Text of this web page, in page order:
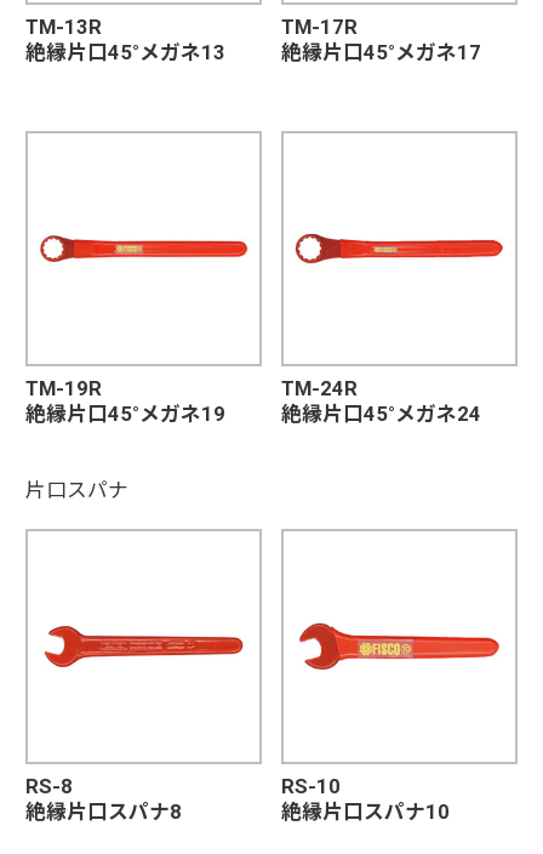
TM-13R
絶縁片口45°メガネ13
TM-17R
絶縁片口45°メガネ17
TM-19R
絶縁片口45°メガネ19
TM-24R
絶縁片口45°メガネ24
片口スパナ
RS-8
絶縁片口スパナ8
RS-10
絶縁片口スパナ10